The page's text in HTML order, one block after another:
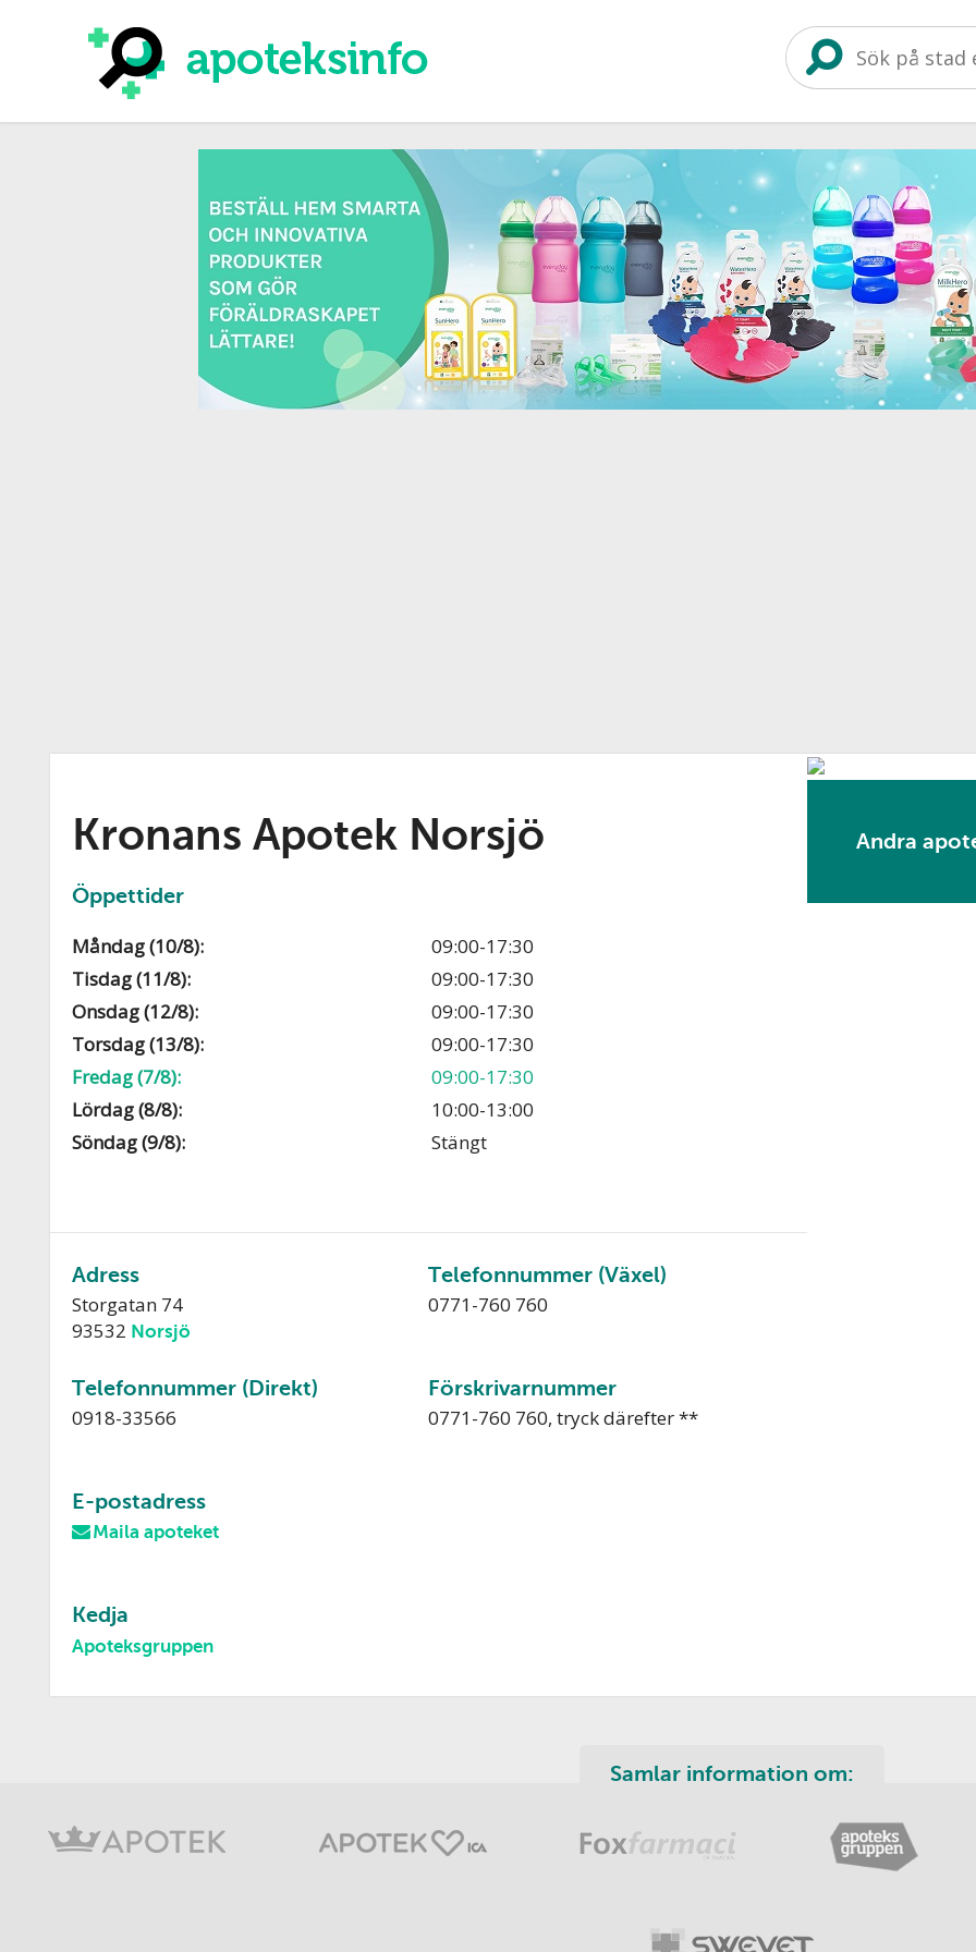
Kronans Apotek Norsjö
Öppettider
Måndag (10/8):
09:00-17:30
Tisdag (11/8):
09:00-17:30
Onsdag (12/8):
09:00-17:30
Torsdag (13/8):
09:00-17:30
Fredag (7/8):
09:00-17:30
Lördag (8/8):
10:00-13:00
Söndag (9/8):
Stängt
Adress
Storgatan 74
93532 Norsjö
Telefonnummer (Växel)
0771-760 760
Telefonnummer (Direkt)
0918-33566
Förskrivarnummer
0771-760 760, tryck därefter **
E-postadress
Maila apoteket
Kedja
Apoteksgruppen
Andra
Samlar information om: